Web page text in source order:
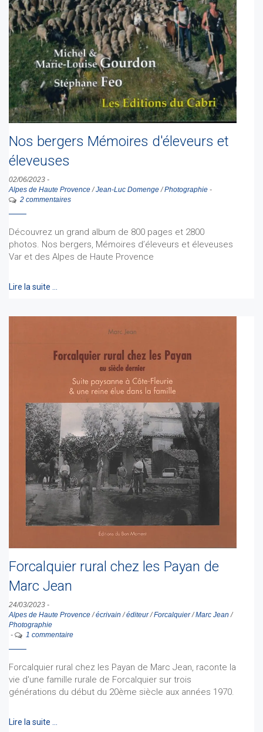
Nos bergers Mémoires d'éleveurs et
éleveuses
02/06/2023 -
Alpes de Haute Provence/Jean-Luc Domenge/Photographie -
2 commentaires
Découvrez un grand album de 800 pages et 2800
photos. Nos bergers, Mémoires d’éleveurs et éleveuses
Var et des Alpes de Haute Provence
Lire la suite …
Forcalquier rural chez les Payan de
Marc Jean
24/03/2023 -
Alpes de Haute Provence/écrivain /éditeur/Forcalquier/Marc Jean /
Photographie
-
1 commentaire
Forcalquier rural chez les Payan de Marc Jean, raconte la
vie d'une famille rurale de Forcalquier sur trois
générations du début du 20ème siècle aux années 1970.
Lire la suite …